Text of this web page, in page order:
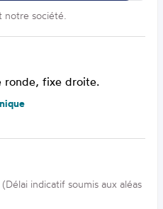
société.
ronde, fixe droite.
indicatif soumis aux aléas